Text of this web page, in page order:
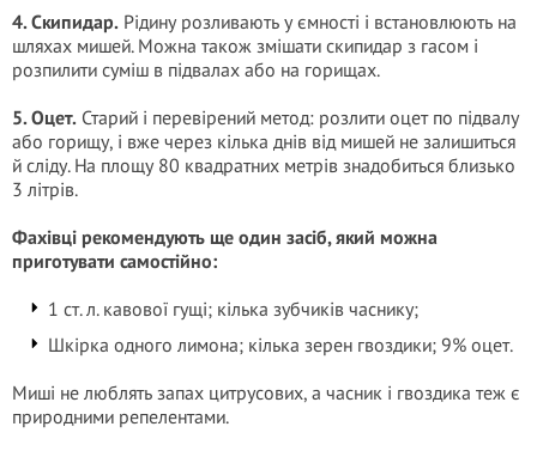
4. Скипидар. Рідину розливають у ємності і встановлюють на
шляхах мишей. Можна також змішати скипидар з гасом і
розпилити суміш в підвалах або на горищах.
5. Оцет. Старий і перевірений метод: розлити оцет по підвалу
або горищу, і вже через кілька днів від мишей не залишиться
й сліду. На площу 80 квадратних метрів знадобиться близько
3 літрів.
Фахівці рекомендують ще один засіб, який можна
приготувати самостійно:
1 ст. л. кавової гущі; кілька зубчиків часнику;
Шкірка одного лимона; кілька зерен гвоздики; 9% оцет.
Миші не люблять запах цитрусових, а часник і гвоздика теж є
природними репелентами.